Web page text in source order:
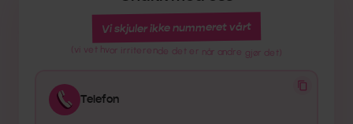
Vi skjuler ikke nummeret vårt
(vi vet hvor irriterende det er når andre gjør det)
Telefon